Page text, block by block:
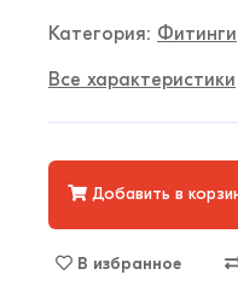
Категория: Фитинги
Все характеристики
Добавить в
В избранное